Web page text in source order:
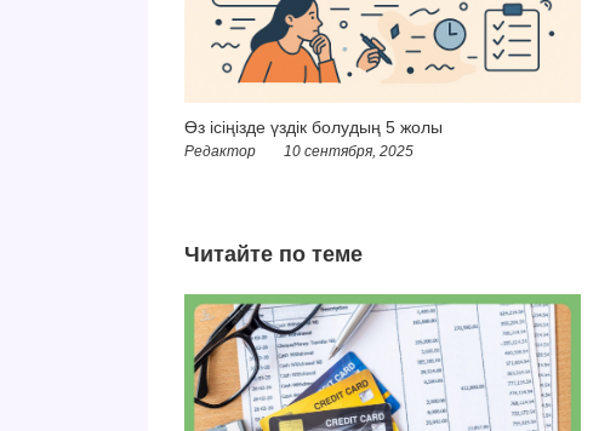
Өз ісіңізде үздік болудың 5 жолы
Редактор 10 сентября, 2025
Читайте по теме